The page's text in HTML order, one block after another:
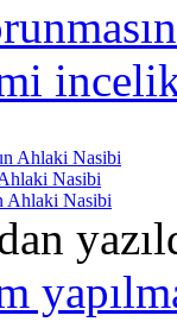
Ahlaki Nasibi
Nasibi
Ahlaki Nasibi